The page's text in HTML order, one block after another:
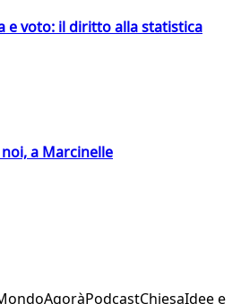
e voto: il diritto alla statistica
a Marcinelle
AgoràPodcastChiesaIdee e